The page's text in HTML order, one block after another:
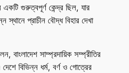
একটি গুরুত্বপূর্ণ কেন্দ্র ছিল, যার
স্থানে প্রাচীন বৌদ্ধ বিহার দেখা
বাংলাদেশ সাম্প্রদায়িক সম্প্রীতির
বিভিন্ন ধর্ম, বর্ণ ও গোত্রের